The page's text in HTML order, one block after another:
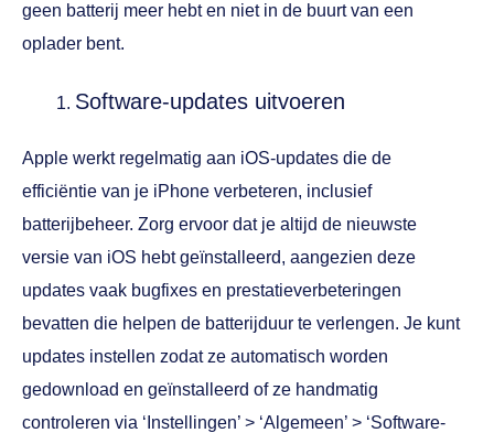
geen batterij meer hebt en niet in de buurt van een
oplader bent.
Software-updates uitvoeren
Apple werkt regelmatig aan iOS-updates die de
efficiëntie van je iPhone verbeteren, inclusief
batterijbeheer. Zorg ervoor dat je altijd de nieuwste
versie van iOS hebt geïnstalleerd, aangezien deze
updates vaak bugfixes en prestatieverbeteringen
bevatten die helpen de batterijduur te verlengen. Je kunt
updates instellen zodat ze automatisch worden
gedownload en geïnstalleerd of ze handmatig
controleren via ‘Instellingen’ > ‘Algemeen’ > ‘Software-